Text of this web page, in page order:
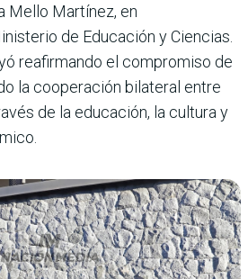
Mello Martínez, en
de Educación y Ciencias.
reafirmando el compromiso de
la cooperación bilateral entre
de la educación, la cultura y